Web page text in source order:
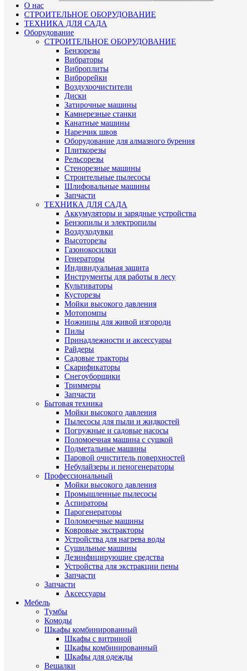
О нас
СТРОИТЕЛЬНОЕ ОБОРУДОВАНИЕ
ТЕХНИКА ДЛЯ САДА
Оборудование
СТРОИТЕЛЬНОЕ ОБОРУДОВАНИЕ
Бензорезы
Вибраторы
Виброплиты
Виброрейки
Воздухоочистители
Диски
Затирочные машины
Камнерезные станки
Канатные машины
Нарезчик швов
Оборудование для алмазного бурения
Плиткорезы
Рельсорезы
Стенорезные машины
Строительные пылесосы
Шлифовальные машины
Запчасти
ТЕХНИКА ДЛЯ САДА
Аккумуляторы и зарядные устройства
Бензопилы и электропилы
Воздуходувки
Высоторезы
Газонокосилки
Генераторы
Индивидуальная защита
Инструменты для работы в лесу
Культиваторы
Кусторезы
Мойки высокого давления
Мотопомпы
Ножницы для живой изгороди
Пилы
Принадлежности и аксессуары
Райдеры
Садовые тракторы
Скарификаторы
Снегоуборщики
Триммеры
Запчасти
Бытовая техника
Мойки высокого давления
Пылесосы для пыли и жидкостей
Погружные и садовые насосы
Поломоечная машина с сушкой
Подметальные машины
Паровой очиститель поверхностей
Небулайзеры и пеногенераторы
Профессиональный
Мойки высокого давления
Промышленные пылесосы
Аспираторы
Парогенераторы
Поломоечные машины
Ковровые экстракторы
Устройства для нагрева воды
Сушильные машины
Дезинфицирующие средства
Устройства для экстракции пены
Запчасти
Запчасти
Аксессуары
Мебель
Тумбы
Комоды
Шкафы комбинированный
Шкафы с витриной
Шкафы комбинированный
Шкафы для одежды
Вешалки